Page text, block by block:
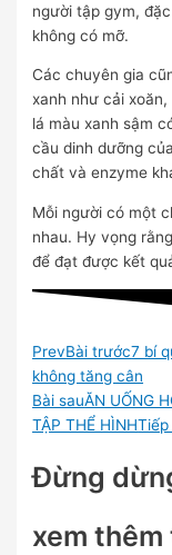
người tập gym,
không có mỡ.
Các chuyên gia
xanh như cải
lá màu xanh sậm
cầu dinh dưỡng
chất và enzyme
Mỗi người có một
nhau. Hy vọng
để đạt được kết
PrevBài trước7 bí
không tăng cân
Bài sauĂN UỐNG
TẬP THỂ HÌNH
Đừng
xem thêm